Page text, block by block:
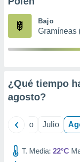
publicidad
1199
Bajo
Gramíneas
¿Qué tiempo
agosto?
Junio Julio
T. Media: 22°C